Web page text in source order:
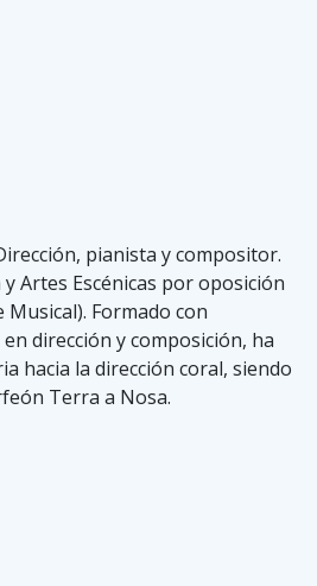
pianista y compositor.
Artes Escénicas por oposición
Formado con
dirección y composición, ha
hacia la dirección coral, siendo
Terra a Nosa.